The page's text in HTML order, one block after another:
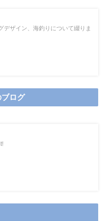
デザイン、海釣りについて綴りま
ログ